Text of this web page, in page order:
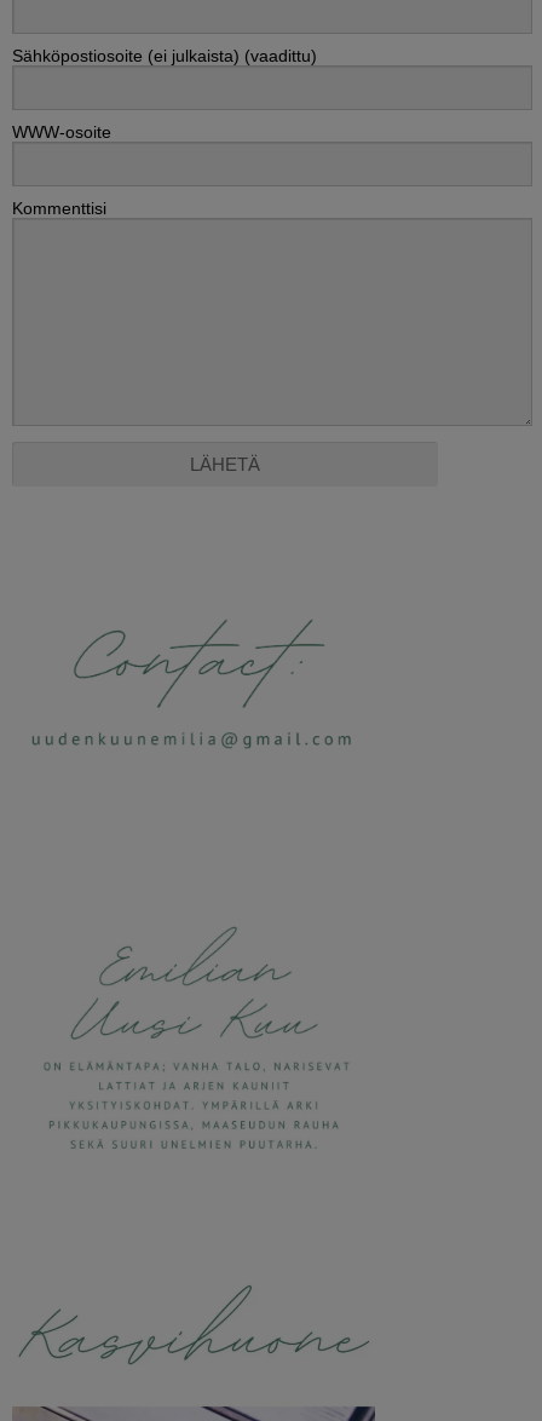
Sähköpostiosoite (ei julkaista) (vaadittu)
WWW-osoite
Kommenttisi